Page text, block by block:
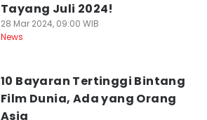
Tayang Juli 2024!
28 Mar 2024, 09:00 WIB
News
10 Bayaran Tertinggi Bintang
Film Dunia, Ada yang Orang
Asia